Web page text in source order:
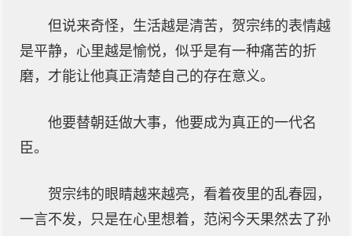
但说来奇怪，生活越是清苦，贺宗纬的表情越
是平静，心里越是愉悦，似乎是有一种痛苦的折
磨，才能让他真正清楚自己的存在意义。
他要替朝廷做大事，他要成为真正的一代名
臣。
贺宗纬的眼睛越来越亮，看着夜里的乱春园，
一言不发，只是在心里想着，范闲今天果然去了孙